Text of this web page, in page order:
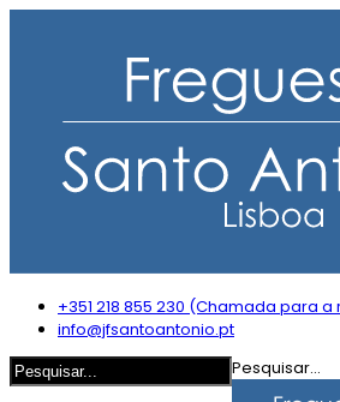
+351 218 855 230 (Chamada para
info@jfsantoantonio.pt
Pesquisar...